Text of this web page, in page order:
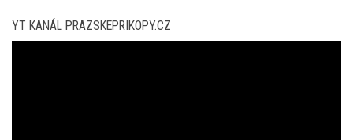
YT KANÁL PRAZSKEPRIKOPY.CZ